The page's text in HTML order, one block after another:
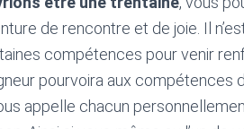
de rencontre et de joie. Il
compétences pour venir
pourvoira aux compétences
appelle chacun